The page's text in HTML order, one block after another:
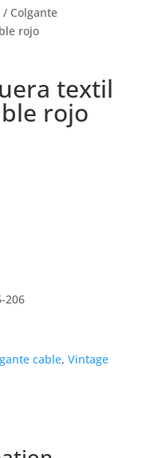
/ Colgante
rojo
textil
rojo
206
cable, Vintage